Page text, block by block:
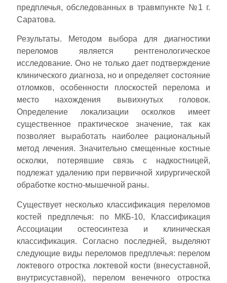
предплечья, обследованных в травмпункте №1 г.
Саратова.
Результаты. Методом выбора для диагностики
переломов является рентгенологическое
исследование. Оно не только дает подтверждение
клинического диагноза, но и определяет состояние
отломков, особенности плоскостей перелома и
место нахождения вывихнутых головок.
Определение локализации осколков имеет
существенное практическое значение, так как
позволяет выработать наиболее рациональный
метод лечения. Значительно смещенные костные
осколки, потерявшие связь с надкостницей,
подлежат удалению при первичной хирургической
обработке костно-мышечной раны.
Существует несколько классификация переломов
костей предплечья: по МКБ-10, Классификация
Ассоциации остеосинтеза и клиническая
классификация. Согласно последней, выделяют
следующие виды переломов предплечья: перелом
локтевого отростка локтевой кости (внесуставной,
внутрисуставной), перелом венечного отростка